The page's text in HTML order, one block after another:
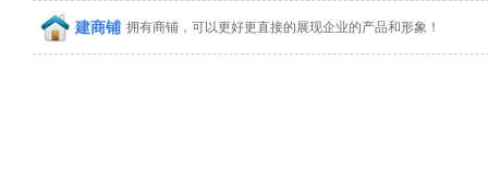
建商铺 拥有商铺，可以更好更直接的展现企业的产品和形象！